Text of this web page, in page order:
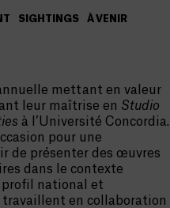
SIGHTINGS
À VENIR
mettant en valeur
leur maîtrise en Studio
à l’Université Concordia.
pour une
de présenter des œuvres
dans le contexte
profil national et
travaillent en collaboration